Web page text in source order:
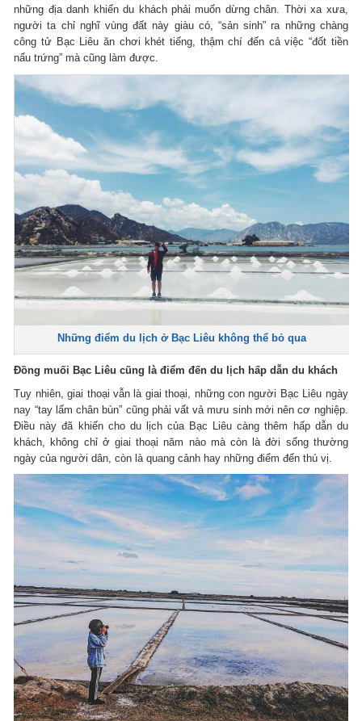
những địa danh khiến du khách phải muốn dừng chân. Thời xa xưa,
người ta chỉ nghĩ vùng đất này giàu có, “sản sinh” ra những chàng
công tử Bạc Liêu ăn chơi khét tiếng, thậm chí đến cả việc “đốt tiền
nấu trứng” mà cũng làm được.
Những điểm du lịch ở Bạc Liêu không thể bỏ qua
Đồng muối Bạc Liêu cũng là điểm đến du lịch hấp dẫn du khách
Tuy nhiên, giai thoại vẫn là giai thoại, những con người Bạc Liêu ngày
nay “tay lấm chân bùn” cũng phải vất vả mưu sinh mới nên cơ nghiệp.
Điều này đã khiến cho du lịch của Bạc Liêu càng thêm hấp dẫn du
khách, không chỉ ở giai thoại năm nào mà còn là đời sống thường
ngày của người dân, còn là quang cảnh hay những điểm đến thú vị.